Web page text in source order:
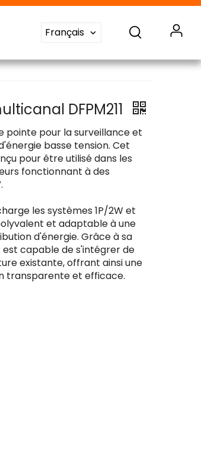
Français
Français
Français
Français
DFPM211
pointe pour la surveillance et
basse tension. Cet
pour être utilisé dans les
fonctionnant à des
les systèmes 1P/2W et
et adaptable à une
d'énergie. Grâce à sa
capable de s'intégrer de
existante, offrant ainsi une
transparente et efficace.